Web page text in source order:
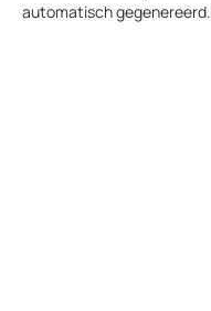
automatisch gegenereerd.